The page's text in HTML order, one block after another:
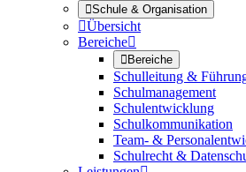
Schule & Organisation
Übersicht
Bereiche
Bereiche
Schulleitung &
Schulmanagement
Schulentwicklung
Schulkommunikation
Team- &
Schulrecht &